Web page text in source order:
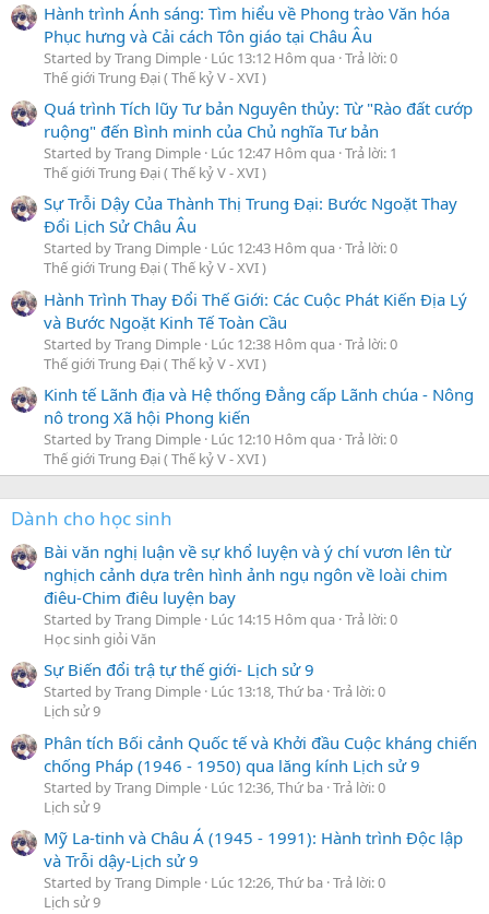
Hành trình Ánh sáng: Tìm hiểu về Phong trào Văn hóa
Phục hưng và Cải cách Tôn giáo tại Châu Âu
Started by Trang Dimple Lúc 13:12 Hôm qua Trả lời: 0
Thế giới Trung Đại ( Thế kỷ V - XVI )
Quá trình Tích lũy Tư bản Nguyên thủy: Từ "Rào đất cướp
ruộng" đến Bình minh của Chủ nghĩa Tư bản
Started by Trang Dimple Lúc 12:47 Hôm qua Trả lời: 1
Thế giới Trung Đại ( Thế kỷ V - XVI )
Sự Trỗi Dậy Của Thành Thị Trung Đại: Bước Ngoặt Thay
Đổi Lịch Sử Châu Âu
Started by Trang Dimple Lúc 12:43 Hôm qua Trả lời: 0
Thế giới Trung Đại ( Thế kỷ V - XVI )
Hành Trình Thay Đổi Thế Giới: Các Cuộc Phát Kiến Địa Lý
và Bước Ngoặt Kinh Tế Toàn Cầu
Started by Trang Dimple Lúc 12:38 Hôm qua Trả lời: 0
Thế giới Trung Đại ( Thế kỷ V - XVI )
Kinh tế Lãnh địa và Hệ thống Đẳng cấp Lãnh chúa - Nông
nô trong Xã hội Phong kiến
Started by Trang Dimple Lúc 12:10 Hôm qua Trả lời: 0
Thế giới Trung Đại ( Thế kỷ V - XVI )
Dành cho học sinh
Bài văn nghị luận về sự khổ luyện và ý chí vươn lên từ
nghịch cảnh dựa trên hình ảnh ngụ ngôn về loài chim
điêu-Chim điêu luyện bay
Started by Trang Dimple Lúc 14:15 Hôm qua Trả lời: 0
Học sinh giỏi Văn
Sự Biến đổi trậ tự thế giới- Lịch sử 9
Started by Trang Dimple Lúc 13:18, Thứ ba Trả lời: 0
Lịch sử 9
Phân tích Bối cảnh Quốc tế và Khởi đầu Cuộc kháng chiến
chống Pháp (1946 - 1950) qua lăng kính Lịch sử 9
Started by Trang Dimple Lúc 12:36, Thứ ba Trả lời: 0
Lịch sử 9
Mỹ La-tinh và Châu Á (1945 - 1991): Hành trình Độc lập
và Trỗi dậy-Lịch sử 9
Started by Trang Dimple Lúc 12:26, Thứ ba Trả lời: 0
Lịch sử 9